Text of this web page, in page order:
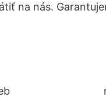
na nás.